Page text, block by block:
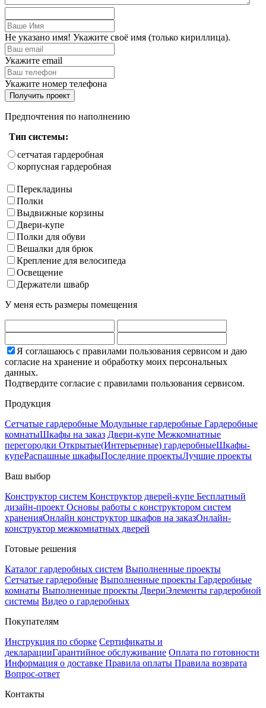
Не указано имя! Укажите своё имя (только кириллица).
Укажите email
Укажите номер телефона
Получить проект
Предпочтения по наполнению
Тип системы:
сетчатая гардеробная
корпусная гардеробная
Перекладины
Полки
Выдвижные корзины
Двери-купе
Полки для обуви
Вешалки для брюк
Крепление для велосипеда
Освещение
Держатели швабр
У меня есть размеры помещения
Я соглашаюсь с правилами пользования сервисом и даю
согласие на хранение и обработку моих персональных
данных.
Подтвердите согласие с правилами пользования сервисом.
Продукция
Сетчатые гардеробные Модульные гардеробные Гардеробные
комнатыШкафы на заказ Двери-купе Межкомнатные
перегородки Открытые(Интерьерные) гардеробныеШкафы-
купеРаспашные шкафыПоследние проектыЛучшие проекты
Ваш выбор
Конструктор систем Конструктор дверей-купе Бесплатный
дизайн-проект Основы работы с конструктором систем
храненияОнлайн конструктор шкафов на заказОнлайн-
конструктор межкомнатных дверей
Готовые решения
Каталог гардеробных систем Выполненные проекты
Сетчатые гардеробные Выполненные проекты Гардеробные
комнаты Выполненные проекты ДвериЭлементы гардеробной
системы Видео о гардеробных
Покупателям
Инструкция по сборке Сертификаты и
декларацииГарантийное обслуживание Оплата по готовности
Информация о доставке Правила оплаты Правила возврата
Вопрос-ответ
Контакты